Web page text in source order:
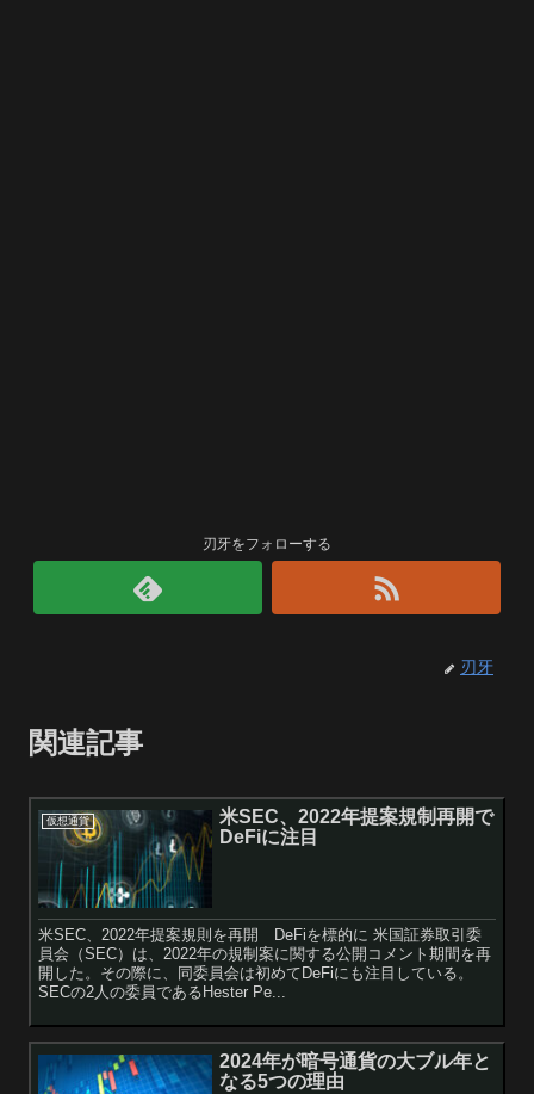
刃牙をフォローする
刃牙
関連記事
仮想通貨
米SEC、2022年提案規制再開で
DeFiに注目
米SEC、2022年提案規則を再開 DeFiを標的に 米国証券取引委
員会（SEC）は、2022年の規制案に関する公開コメント期間を再
開した。その際に、同委員会は初めてDeFiにも注目している。
SECの2人の委員であるHester Pe...
2024年が暗号通貨の大ブル年と
なる5つの理由